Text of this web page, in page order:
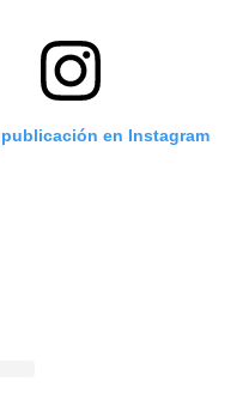
publicación en Instagram